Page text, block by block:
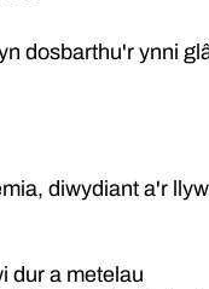
dosbarthu'r ynni
diwydiant a'r
dur a metelau